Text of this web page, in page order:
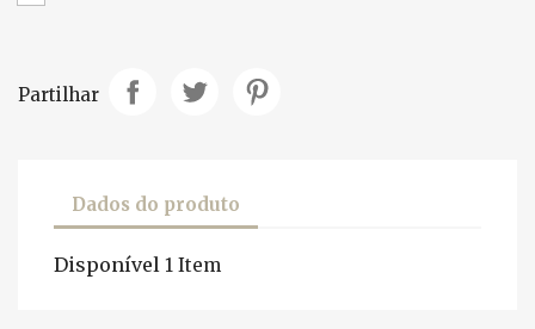
Partilhar
Dados do produto
Disponível 1 Item